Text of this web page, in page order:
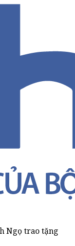
Ngọ trao tặng